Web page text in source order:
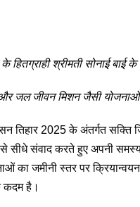
हितग्राही श्रीमती सोनाई
जल जीवन मिशन जैसी
तिहार 2025 के अंतर्गत सक्ति
से सीधे संवाद करते हुए अपनी
का जमीनी स्तर पर
कदम है।